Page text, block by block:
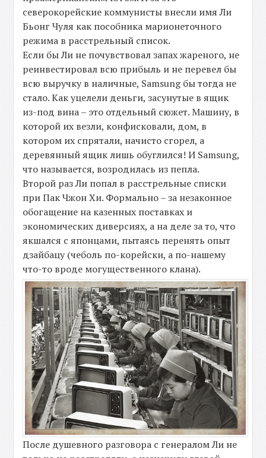
северокорейские коммунисты внесли имя Ли
Бьонг Чуля как пособника марионеточного
режима в расстрельный список.
Если бы Ли не почувствовал запах жареного, не
реинвестировал всю прибыль и не перевел бы
всю выручку в наличные, Samsung бы тогда не
стало. Как уцелели деньги, засунутые в ящик
из-под вина – это отдельный сюжет. Машину, в
которой их везли, конфисковали, дом, в
котором их спрятали, начисто сгорел, а
деревянный ящик лишь обуглился! И Samsung,
что называется, возродилась из пепла.
Второй раз Ли попал в расстрельные списки
при Пак Чжон Хи. Формально – за незаконное
обогащение на казенных поставках и
экономических диверсиях, а на деле за то, что
якшался с японцами, пытаясь перенять опыт
дзайбацу (чеболь по-корейски, а по-нашему
что-то вроде могущественного клана).
После душевного разговора с генералом Ли не